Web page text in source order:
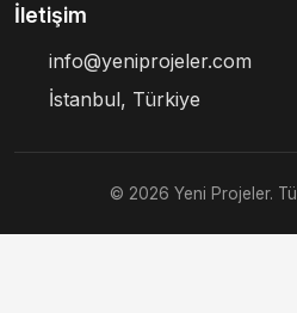
İletişim
info@yeniprojeler.com
İstanbul, Türkiye
© 2026 Yeni Projeler.